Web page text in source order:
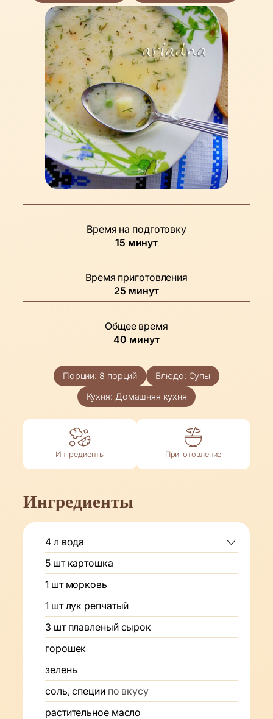
Время на подготовку
15минуты
минут
Время приготовления
25 минуты
минут
Общее время
40 минуты
минут
Порции: 8 порций Блюдо: Супы
Кухня: Домашняя кухня
Ингредиенты Приготовление
Ингредиенты
4 л вода
5 шт картошка
1 шт морковь
1 шт лук репчатый
3 шт плавленый сырок
горошек
зелень
соль, специи по вкусу
растительное масло